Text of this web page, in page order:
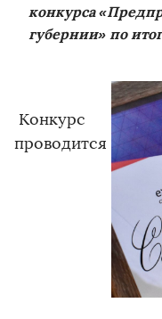
конкурса
губернии» по
Конкурс
проводится